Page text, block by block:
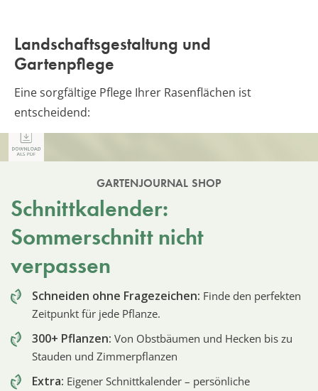
Landschaftsgestaltung und
Gartenpflege
Eine sorgfältige Pflege Ihrer Rasenflächen ist
entscheidend:
GARTENJOURNAL SHOP
Schnittkalender:
Sommerschnitt nicht
verpassen
Schneiden ohne Fragezeichen: Finde den perfekten
Zeitpunkt für jede Pflanze.
300+ Pflanzen: Von Obstbäumen und Hecken bis zu
Stauden und Zimmerpflanzen
Extra: Eigener Schnittkalender – persönliche